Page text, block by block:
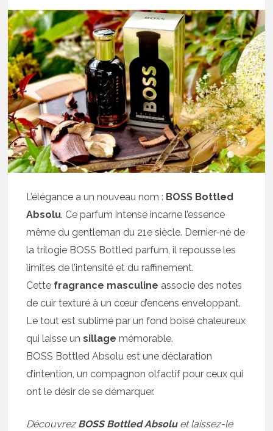
L’élégance a un nouveau nom : BOSS Bottled
Absolu. Ce parfum intense incarne l’essence
même du gentleman du 21e siècle. Dernier-né de
la trilogie BOSS Bottled parfum, il repousse les
limites de l’intensité et du raffinement.
Cette fragrance masculine associe des notes
de cuir texturé à un cœur d’encens enveloppant.
Le tout est sublimé par un fond boisé chaleureux
qui laisse unsillage mémorable.
BOSS Bottled Absolu est une déclaration
d’intention, un compagnon olfactif pour ceux qui
ont le désir de se démarquer.
DécouvrezBOSS Bottled Absoluet laissez-le